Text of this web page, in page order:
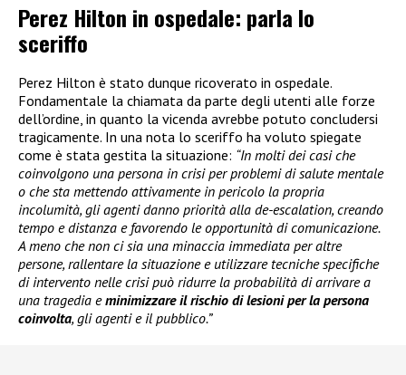
Perez Hilton in ospedale: parla lo
sceriffo
Perez Hilton è stato dunque ricoverato in ospedale.
Fondamentale la chiamata da parte degli utenti alle forze
dell’ordine, in quanto la vicenda avrebbe potuto concludersi
tragicamente. In una nota lo sceriffo ha voluto spiegate
come è stata gestita la situazione: “In molti dei casi che
coinvolgono una persona in crisi per problemi di salute mentale
o che sta mettendo attivamente in pericolo la propria
incolumità, gli agenti danno priorità alla de-escalation, creando
tempo e distanza e favorendo le opportunità di comunicazione.
A meno che non ci sia una minaccia immediata per altre
persone, rallentare la situazione e utilizzare tecniche specifiche
di intervento nelle crisi può ridurre la probabilità di arrivare a
una tragedia eminimizzare il rischio di lesioni per la persona
coinvolta, gli agenti e il pubblico.”